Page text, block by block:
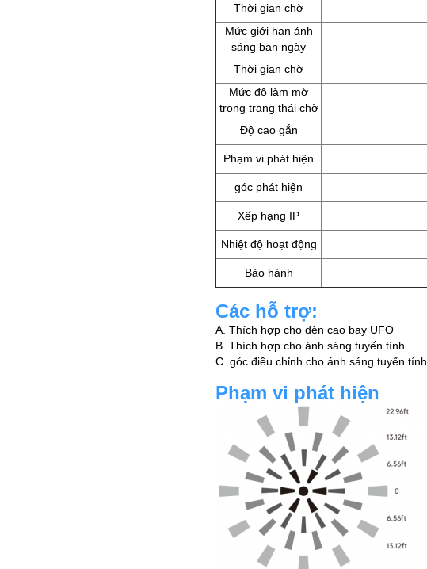
Thời gian chờ
Mức giới hạn ánh
sáng ban ngày
Thời gian chờ
Mức độ làm mờ
trong trạng thái chờ
Độ cao gắn
Phạm vi phát hiện
góc phát hiện
Xếp hạng IP
Nhiệt độ hoạt động
Bảo hành
Các hỗ trợ:
A. Thích hợp cho đèn cao bay UFO
B. Thích hợp cho ánh sáng tuyến tính
C. góc điều chỉnh cho ánh sáng tuyến tính
Phạm vi phát hiện